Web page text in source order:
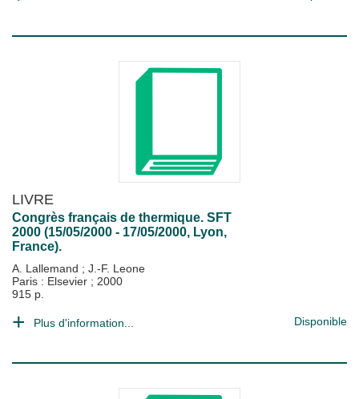
LIVRE
Congrès français de thermique. SFT
2000 (15/05/2000 - 17/05/2000, Lyon,
France).
A. Lallemand ; J.-F. Leone
Paris : Elsevier ; 2000
915 p.
Plus d'information... Disponible